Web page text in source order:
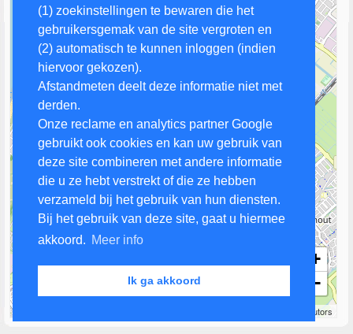
(1) zoekinstellingen te bewaren die het
gebruikersgemak van de site vergroten en
(2) automatisch te kunnen inloggen (indien
hiervoor gekozen).
Afstandmeten deelt deze informatie niet met
derden.
Onze reclame en analytics partner Google
gebruikt ook cookies en kan uw gebruik van
deze site combineren met andere informatie
die u ze hebt verstrekt of die ze hebben
verzameld bij het gebruik van hun diensten.
Bij het gebruik van deze site, gaat u hiermee
akkoord. Meer info
Ik ga akkoord
+
−
contributors